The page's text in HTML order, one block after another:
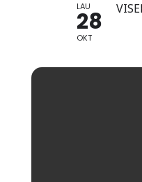
LAU
28
OKT